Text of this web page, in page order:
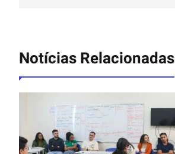
Notícias Relacionadas